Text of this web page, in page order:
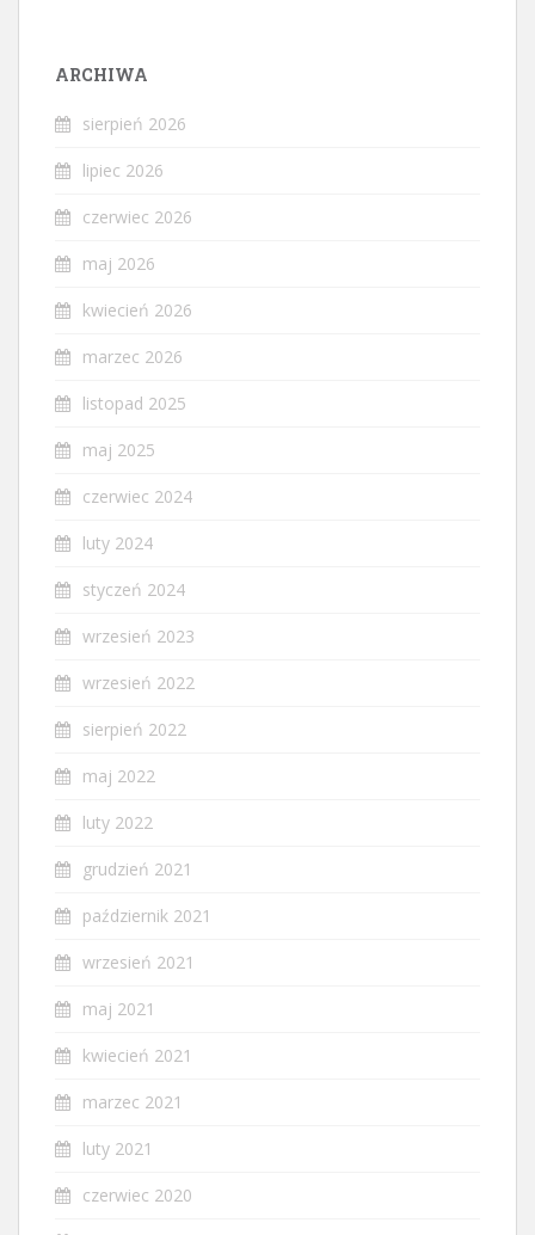
ARCHIWA
sierpień 2026
lipiec 2026
czerwiec 2026
maj 2026
kwiecień 2026
marzec 2026
listopad 2025
maj 2025
czerwiec 2024
luty 2024
styczeń 2024
wrzesień 2023
wrzesień 2022
sierpień 2022
maj 2022
luty 2022
grudzień 2021
październik 2021
wrzesień 2021
maj 2021
kwiecień 2021
marzec 2021
luty 2021
czerwiec 2020